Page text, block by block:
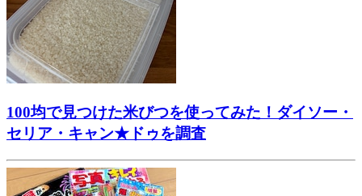
100均で見つけた米びつを使ってみた！ダイソー・
セリア・キャン★ドゥを調査